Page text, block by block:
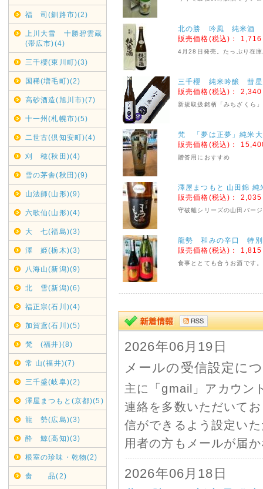
福 司(釧路市)(2)
上川大雪 十勝碧雲蔵
(帯広市)(4)
三千櫻(東川町)(3)
国稀(増毛町)(2)
高砂酒造(旭川市)(7)
十一州(札幌市)(5)
二世古(倶知安町)(4)
刈 穂(秋田)(4)
雪の茅舎(秋田)(9)
山法師(山形)(9)
六歌仙(山形)(4)
大 七(福島)(3)
澤 姫(栃木)(3)
八海山(新潟)(9)
北 雪(新潟)(6)
福正宗(石川)(4)
加賀鳶(石川)(5)
梵 (福井)(8)
常 山(福井)(7)
三千盛(岐阜)(2)
澤屋まつもと(京都)(5)
龍 勢(広島)(3)
酔 鯨(高知)(3)
根室の珍味・乾物(2)
食 品(2)
北の勝 吟風 純米酒
販売価格(税込)：
1,716
4月28日発売。たっぷり在
三千櫻 純米吟醸 彗
販売価格(税込)： 2,340
新規取扱銘柄「みちざくら
梵 「夢は正夢」純米
販売価格(税込)：
贈答用におすすめ
澤屋まつもと 山田錦 純
販売価格(税込)： 2,035
守破離シリーズの山田バー
龍勢 和みの辛口 特別
販売価格(税込)：
1,815
食事ととても合うお酒です。
2026年06月19日
メールの受信設定に
主に「gmail」アカウン
連絡を多数いただいて
信ができるよう設定い
用者の方もメールが届
2026年06月18日